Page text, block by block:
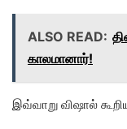
ALSO READ:
காலமானார்!
இவ்வாறு விஷால்